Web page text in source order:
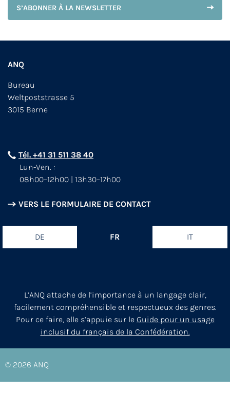
S’ABONNER À LA NEWSLETTER
ANQ
Bureau
Weltpoststrasse 5
3015 Berne
Tél. +41 31 511 38 40
Lun-Ven. :
08h00–12h00 | 13h30–17h00
VERS LE FORMULAIRE DE CONTACT
DE FR IT
L’ANQ attache de l’importance à un langage clair,
facilement compréhensible et respectueux des genres.
Pour ce faire, elle s’appuie sur le Guide pour un usage
inclusif du français de la Confédération.
© 2026 ANQ